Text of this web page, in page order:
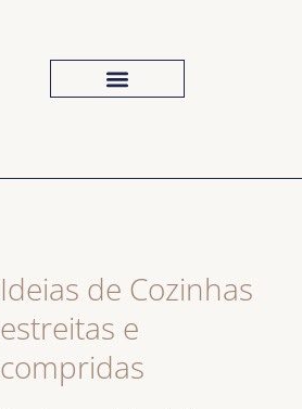
Ideias de Cozinhas
estreitas e
compridas